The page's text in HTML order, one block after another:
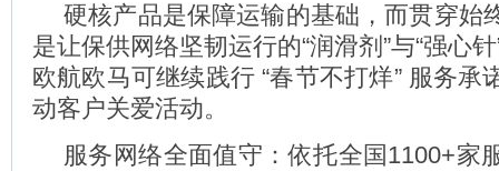
硬核产品是保障运输的基础，而贯穿始
是让保供网络坚韧运行的“润滑剂”与“强心
欧航欧马可继续践行 ‌“春节不打烊”‌ 服务承
动客户关爱活动。
服务网络全面值守：依托‌全国1100+家